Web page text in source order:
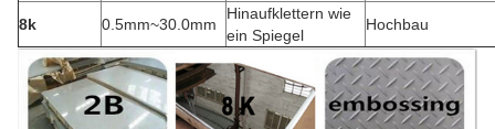
8k
0.5mm~30.0mm
Hinaufklettern wie
ein Spiegel
Hochbau